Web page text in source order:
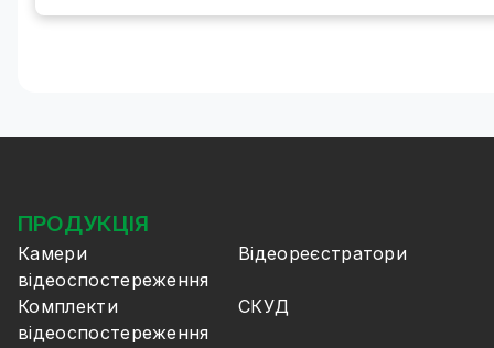
ПРОДУКЦІЯ
Камери
відеоспостереження
Відеореєстратори
Комплекти
відеоспостереження
СКУД